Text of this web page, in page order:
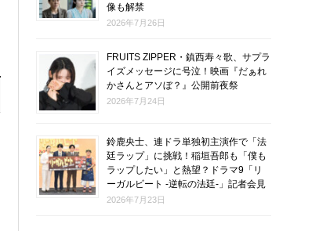
像も解禁
2026年7月26日
FRUITS ZIPPER・鎮西寿々歌、サプラ
イズメッセージに号泣！映画『だぁれ
かさんとアソぼ？』公開前夜祭
2026年7月24日
鈴鹿央士、連ドラ単独初主演作で「法
廷ラップ」に挑戦！稲垣吾郎も「僕も
ラップしたい」と熱望？ドラマ9「リ
ーガルビート -逆転の法廷-」記者会見
2026年7月23日